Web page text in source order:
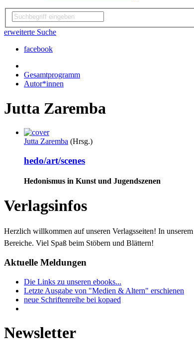
erweiterte Suche
facebook
Gesamtprogramm
Autor*innen
Jutta Zaremba
Jutta Zaremba (Hrsg.)
hedo/art/scenes
Hedonismus in Kunst und Jugendszenen
Verlagsinfos
Herzlich willkommen auf unseren Verlagsseiten! In
Bereiche. Viel Spaß beim Stöbern und Blättern!
Aktuelle Meldungen
Die Links zu unseren ebooks...
Letzte Ausgabe von "Medien & Altern" erschienen
neue Schriftenreihe bei kopaed
Newsletter